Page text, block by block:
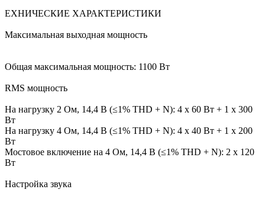
ЕХНИЧЕСКИЕ ХАРАКТЕРИСТИКИ
Максимальная выходная мощность
Общая максимальная мощность: 1100 Вт
RMS мощность
На нагрузку 2 Ом, 14,4 В (≤1% THD + N): 4 x 60 Вт + 1 x 300
Вт
На нагрузку 4 Ом, 14,4 В (≤1% THD + N): 4 x 40 Вт + 1 x 200
Вт
Мостовое включение на 4 Ом, 14,4 В (≤1% THD + N): 2 х 120
Вт
Настройка звука